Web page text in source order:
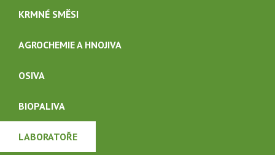
KARIÉRA
CHATA ČESKÉ ŽLEBY
KONTAKTY
KRMNÉ SMĚSI
AGROCHEMIE A HNOJIVA
OSIVA
BIOPALIVA
LABORATOŘE